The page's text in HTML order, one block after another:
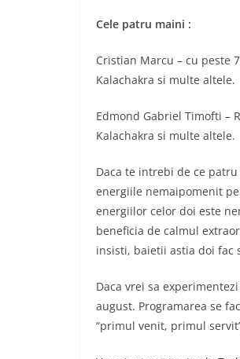
Cele patru maini :
Cristian Marcu – cu peste
Kalachakra si multe altele.
Edmond Gabriel Timofti –
Kalachakra si multe altele.
Daca te intrebi de ce
energiile nemaipomenit
energiilor celor doi este
beneficia de calmul
insisti, baietii astia doi fac
Daca vrei sa
august. Programarea se
“primul venit, primul